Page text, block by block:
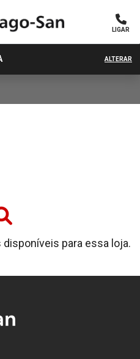
LIGAR
ALTERAR
para essa loja.